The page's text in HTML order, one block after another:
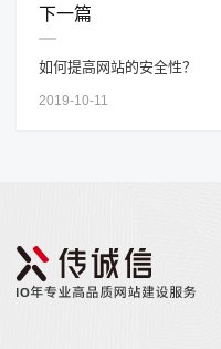
下一篇
如何提高网站的安全性？
2019-10-11